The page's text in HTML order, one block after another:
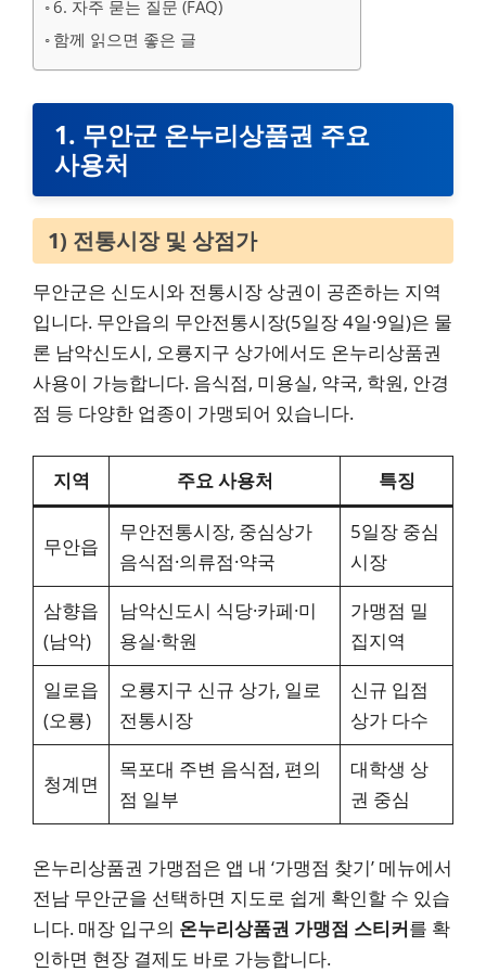
6. 자주 묻는 질문 (FAQ)
함께 읽으면 좋은 글
1. 무안군 온누리상품권 주요
사용처
1) 전통시장 및 상점가
무안군은 신도시와 전통시장 상권이 공존하는 지역
입니다. 무안읍의 무안전통시장(5일장 4일·9일)은 물
론 남악신도시, 오룡지구 상가에서도 온누리상품권
사용이 가능합니다. 음식점, 미용실, 약국, 학원, 안경
점 등 다양한 업종이 가맹되어 있습니다.
지역 주요 사용처 특징
무안읍
무안전통시장, 중심상가
음식점·의류점·약국
5일장 중심
시장
삼향읍
(남악)
남악신도시 식당·카페·미
용실·학원
가맹점 밀
집지역
일로읍
(오룡)
오룡지구 신규 상가, 일로
전통시장
신규 입점
상가 다수
청계면
목포대 주변 음식점, 편의
점 일부
대학생 상
권 중심
온누리상품권 가맹점은 앱 내 ‘가맹점 찾기’ 메뉴에서
전남 무안군을 선택하면 지도로 쉽게 확인할 수 있습
니다. 매장 입구의 온누리상품권 가맹점 스티커를 확
인하면 현장 결제도 바로 가능합니다.